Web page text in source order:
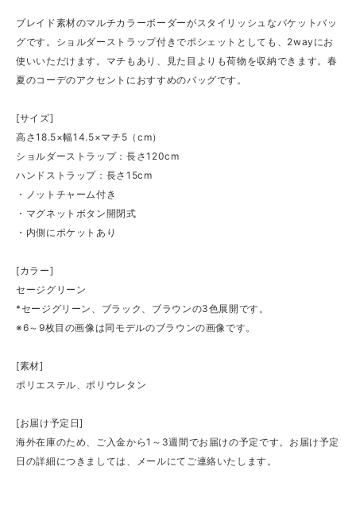
ブレイド素材のマルチカラーボーダーがスタイリッシュなバケットバッ
グです。ショルダーストラップ付きでポシェットとしても、2wayにお
使いいただけます。マチもあり、見た目よりも荷物を収納できます。春
夏のコーデのアクセントにおすすめのバッグです。
[サイズ]
高さ18.5×幅14.5×マチ5（cm）
ショルダーストラップ：長さ120cm
ハンドストラップ：長さ15cm
・ノットチャーム付き
・マグネットボタン開閉式
・内側にポケットあり
[カラー]
セージグリーン
*セージグリーン、ブラック、ブラウンの3色展開です。
※6～9枚目の画像は同モデルのブラウンの画像です。
[素材]
ポリエステル、ポリウレタン
[お届け予定日]
海外在庫のため、ご入金から1～3週間でお届けの予定です。お届け予定
日の詳細につきましては、メールにてご連絡いたします。